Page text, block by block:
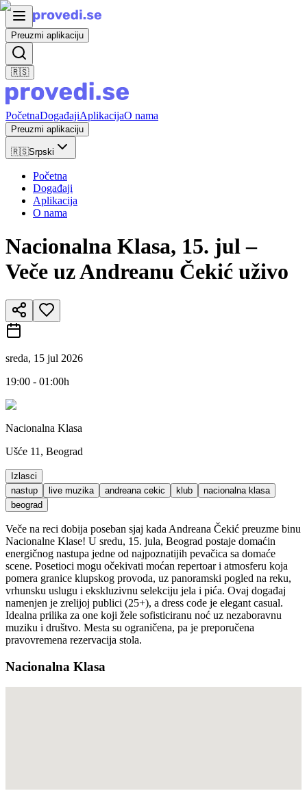
Preuzmi aplikaciju
🇷🇸
PočetnaDogađajiAplikacijaO nama
Preuzmi aplikaciju
🇷🇸Srpski
Početna
Događaji
Aplikacija
O nama
Nacionalna Klasa, 15. jul –
Veče uz Andreanu Čekić uživo
sreda, 15 jul 2026
19:00 - 01:00h
Nacionalna Klasa
Ušće 11, Beograd
Izlasci
nastup
live muzika andreana cekic klub
nacionalna klasa
beograd
Veče na reci dobija poseban sjaj kada Andreana Čekić preuzme binu
Nacionalne Klase! U sredu, 15. jula, Beograd postaje domaćin
energičnog nastupa jedne od najpoznatijih pevačica sa domaće
scene. Posetioci mogu očekivati moćan repertoar i atmosferu koja
pomera granice klupskog provoda, uz panoramski pogled na reku,
vrhunsku uslugu i ekskluzivnu selekciju jela i pića. Ovaj događaj
namenjen je zrelijoj publici (25+), a dress code je elegant casual.
Idealna prilika za one koji žele sofisticiranu noć uz nezaboravnu
muziku i društvo. Mesta su ograničena, pa je preporučena
pravovremena rezervacija stola.
Nacionalna Klasa